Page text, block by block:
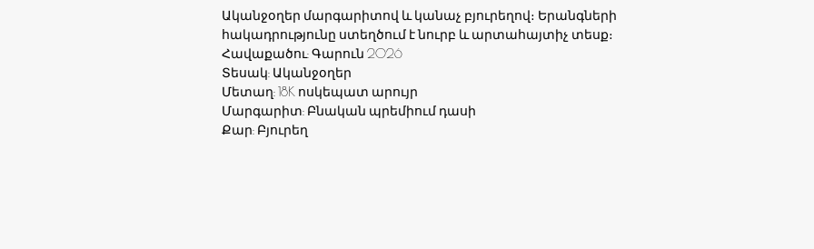
Ականջօղեր մարգարիտով և կանաչ բյուրեղով։ Երանգների
հակադրությունը ստեղծում է նուրբ և արտահայտիչ տեսք։
Հավաքածու: Գարուն 2026
Տեսակ: Ականջօղեր
Մետաղ: 18K ոսկեպատ արույր
Մարգարիտ: Բնական պրեմիում դասի
Քար: Բյուրեղ